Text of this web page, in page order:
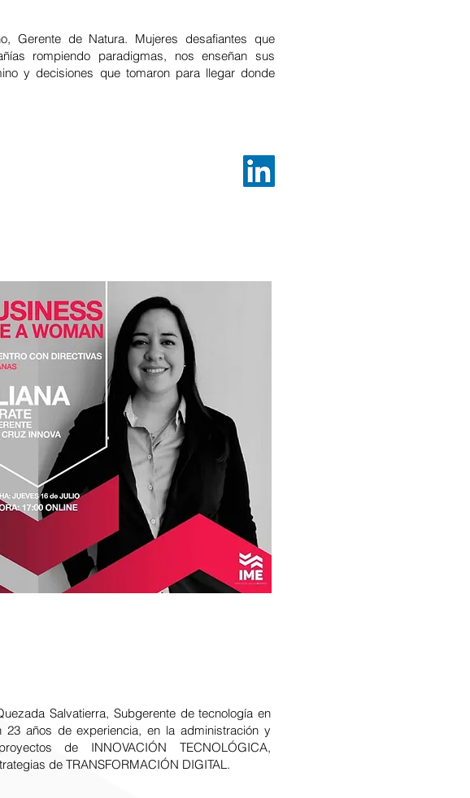
Gerente de Natura. Mujeres desafiantes que
rompiendo paradigmas, nos enseñan sus
y decisiones que tomaron para llegar donde
Salvatierra, Subgerente de tecnología en
23 años de experiencia, en la administración y
de INNOVACIÓN TECNOLÓGICA,
de TRANSFORMACIÓN DIGITAL.